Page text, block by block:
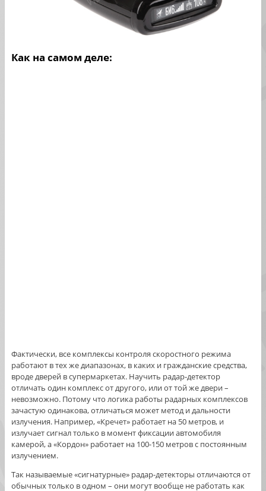
Как на самом деле:
Фактически, все комплексы контроля скоростного режима
работают в тех же диапазонах, в каких и гражданские средства,
вроде дверей в супермаркетах. Научить радар-детектор
отличать один комплекс от другого, или от той же двери –
невозможно. Потому что логика работы радарных комплексов
зачастую одинакова, отличаться может метод и дальности
излучения. Например, «Кречет» работает на 50 метров, и
излучает сигнал только в момент фиксации автомобиля
камерой, а «Кордон» работает на 100-150 метров с постоянным
излучением.
Так называемые «сигнатурные» радар-детекторы отличаются от
обычных только в одном – они могут вообще не работать как